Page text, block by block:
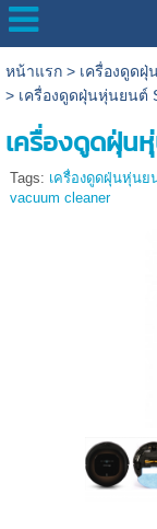
หน้าแรก> เครื่องดูดฝุ่
> เครื่องดูดฝุ่นหุ่นยนต์
เครื่องดูดฝุ่น
Tags: เครื่องดูดฝุ่นหุ่นย
vacuum cleaner